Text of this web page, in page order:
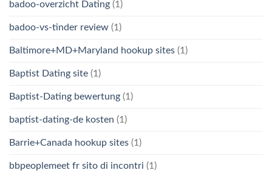
badoo-overzicht Dating (1)
badoo-vs-tinder review (1)
Baltimore+MD+Maryland hookup sites (1)
Baptist Dating site (1)
Baptist-Dating bewertung (1)
baptist-dating-de kosten (1)
Barrie+Canada hookup sites (1)
bbpeoplemeet fr sito di incontri (1)